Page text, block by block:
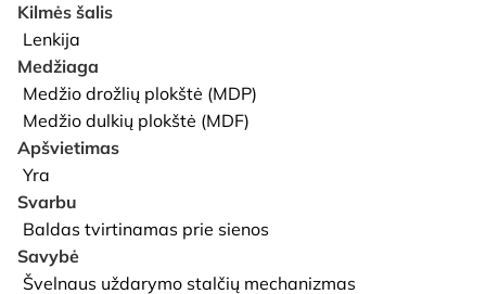
Kilmės šalis
Lenkija
Medžiaga
Medžio drožlių plokštė (MDP)
Medžio dulkių plokštė (MDF)
Apšvietimas
Yra
Svarbu
Baldas tvirtinamas prie sienos
Savybė
Švelnaus uždarymo stalčių mechanizmas